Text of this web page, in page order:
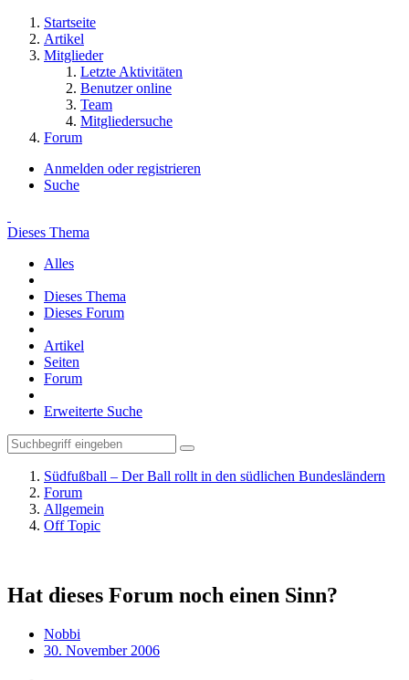
Startseite
Artikel
Mitglieder
Letzte Aktivitäten
Benutzer online
Team
Mitgliedersuche
Forum
Anmelden oder registrieren
Suche
Dieses Thema
Alles
Dieses Thema
Dieses Forum
Artikel
Seiten
Forum
Erweiterte Suche
Südfußball – Der Ball rollt in den südlichen Bundesländern
Forum
Allgemein
Off Topic
Hat dieses Forum noch einen Sinn?
Nobbi
30. November 2006